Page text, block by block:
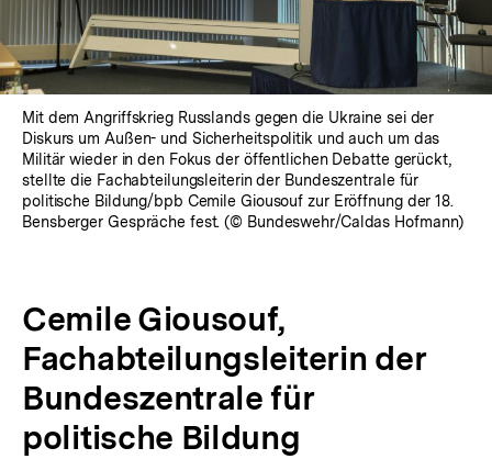
Mit dem Angriffskrieg Russlands gegen die Ukraine sei der
Diskurs um Außen- und Sicherheitspolitik und auch um das
Militär wieder in den Fokus der öffentlichen Debatte gerückt,
stellte die Fachabteilungsleiterin der Bundeszentrale für
politische Bildung/bpb Cemile Giousouf zur Eröffnung der 18.
Bensberger Gespräche fest. (© Bundeswehr/Caldas Hofmann)
Cemile Giousouf,
Fachabteilungsleiterin der
Bundeszentrale für
politische Bildung